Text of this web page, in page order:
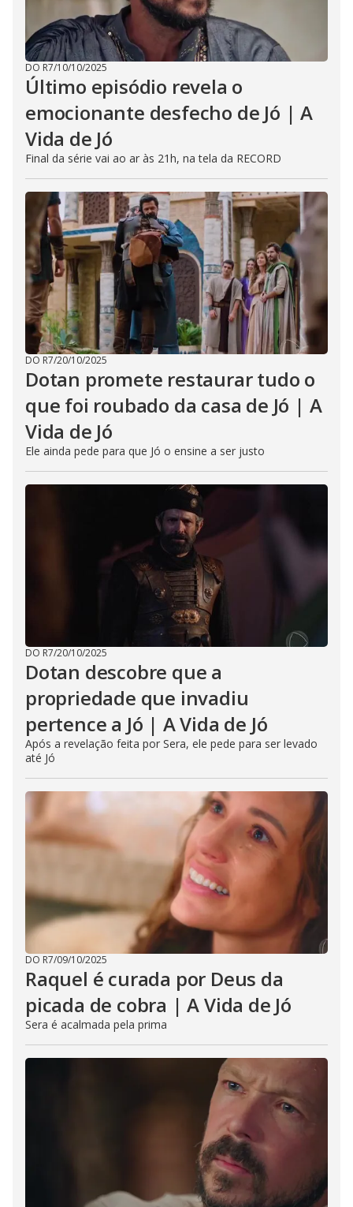
DO R7/10/10/2025
Último episódio revela o
emocionante desfecho de Jó | A
Vida de Jó
Final da série vai ao ar às 21h, na tela da RECORD
DO R7/20/10/2025
Dotan promete restaurar tudo o
que foi roubado da casa de Jó | A
Vida de Jó
Ele ainda pede para que Jó o ensine a ser justo
DO R7/20/10/2025
Dotan descobre que a
propriedade que invadiu
pertence a Jó | A Vida de Jó
Após a revelação feita por Sera, ele pede para ser levado
até Jó
DO R7/09/10/2025
Raquel é curada por Deus da
picada de cobra | A Vida de Jó
Sera é acalmada pela prima